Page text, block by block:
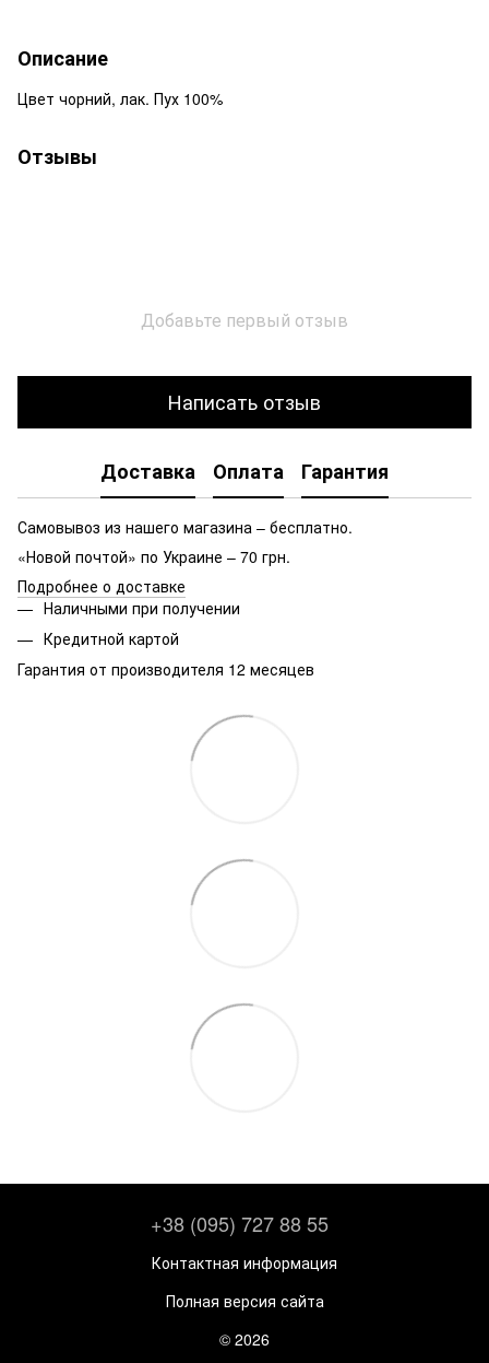
Описание
Цвет чорний, лак. Пух 100%
Отзывы
Добавьте первый отзыв
Написать отзыв
Доставка Оплата Гарантия
Самовывоз из нашего магазина – бесплатно.
«Новой почтой» по Украине – 70 грн.
Подробнее о доставке
Наличными при получении
Кредитной картой
Гарантия от производителя 12 месяцев
+38 (095) 727 88 55
Контактная информация
Полная версия сайта
© 2026